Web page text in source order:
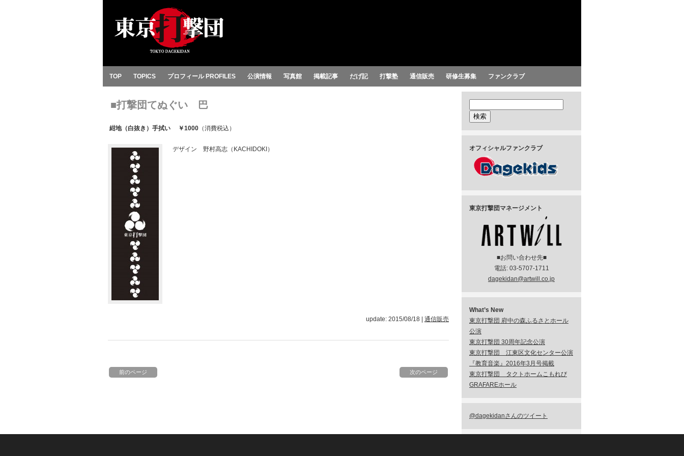
TOP TOPICS プロフィール PROFILES 公演情報 写真館 掲載記事 だげ記 打撃塾 通信販売 研修生募集 ファンクラブ
■打撃団てぬぐい 巴
紺地（白抜き）手拭い ￥1000 （消費税込）
デザイン 野村高志（KACHIDOKI）
update: 2015/08/18 通信販売
前のページ 次のページ
オフィシャルファンクラブ
東京打撃団マネージメント
■お問い合わせ先■
電話: 03-5707-1711
dagekidan@artwill.co.jp
What’s New
東京打撃団 府中の森ふるさとホール
公演
東京打撃団 30周年記念公演
東京打撃団 江東区文化センター公演
『教育音楽』2016年3月号掲載
東京打撃団 タクトホームこもれび
GRAFAREホール
@dagekidanさんのツイート